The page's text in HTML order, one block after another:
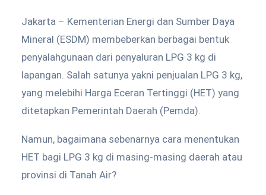
Jakarta – Kementerian Energi dan Sumber Daya
Mineral (ESDM) membeberkan berbagai bentuk
penyalahgunaan dari penyaluran LPG 3 kg di
lapangan. Salah satunya yakni penjualan LPG 3 kg,
yang melebihi Harga Eceran Tertinggi (HET) yang
ditetapkan Pemerintah Daerah (Pemda).
Namun, bagaimana sebenarnya cara menentukan
HET bagi LPG 3 kg di masing-masing daerah atau
provinsi di Tanah Air?